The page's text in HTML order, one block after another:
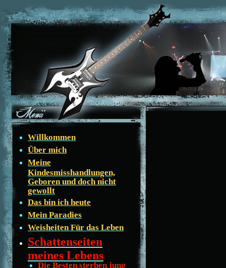
Willkommen
Über mich
Meine
Kindesmisshandlungen,
Geboren und doch nicht
gewollt
Das bin ich heute
Mein Paradies
Weisheiten Für das Leben
Schattenseiten
meines Lebens
Die Besten sterben jung